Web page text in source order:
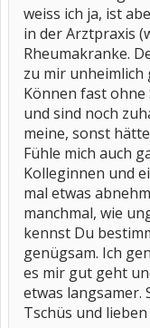
weiss ich ja, ist
in der Arztpraxis
Rheumakranke.
zu mir unheimlich
Können fast ohne
und sind noch
meine, sonst
Fühle mich auch
Kolleginnen und
mal etwas
manchmal, wie
kennst Du
genügsam. Ich
es mir gut geht
etwas langsamer.
Tschüs und